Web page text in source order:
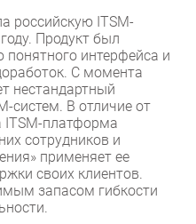
российскую ITSM-
Продукт был
интерфейса и
С момента
нестандартный
систем. В отличие от
ITSM-платформа
сотрудников и
применяет ее
своих клиентов.
запасом гибкости